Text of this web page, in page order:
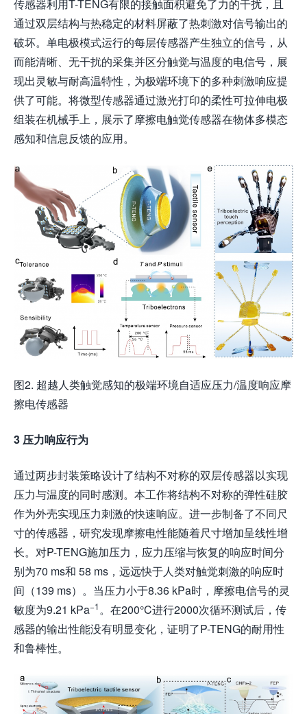
传感器利用T-TENG有限的接触面积避免了力的干扰，且
通过双层结构与热稳定的材料屏蔽了热刺激对信号输出的
破坏。单电极模式运行的每层传感器产生独立的信号，从
而能清晰、无干扰的采集并区分触觉与温度的电信号，展
现出灵敏与耐高温特性，为极端环境下的多种刺激响应提
供了可能。将微型传感器通过激光打印的柔性可拉伸电极
组装在机械手上，展示了摩擦电触觉传感器在物体多模态
感知和信息反馈的应用。
图2. 超越人类触觉感知的极端环境自适应压力/温度响应摩
擦电传感器
3 压力响应行为
通过两步封装策略设计了结构不对称的双层传感器以实现
压力与温度的同时感测。本工作将结构不对称的弹性硅胶
作为外壳实现压力刺激的快速响应。进一步制备了不同尺
寸的传感器，研究发现摩擦电性能随着尺寸增加呈线性增
长。对P-TENG施加压力，应力压缩与恢复的响应时间分
别为70 ms和 58 ms，远远快于人类对触觉刺激的响应时
间（139 ms）。当压力小于8.36 kPa时，摩擦电信号的灵
敏度为9.21 kPa−1。在200°C进行2000次循环测试后，传
感器的输出性能没有明显变化，证明了P-TENG的耐用性
和鲁棒性。